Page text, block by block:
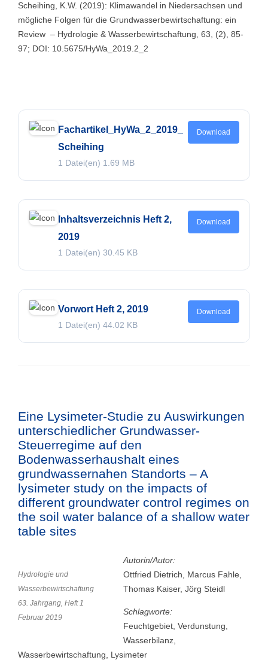
Scheihing, K.W. (2019): Klimawandel in Niedersachsen und
mögliche Folgen für die Grundwasserbewirtschaftung: ein
Review – Hydrologie & Wasserbewirtschaftung, 63, (2), 85-
97; DOI: 10.5675/HyWa_2019.2_2
Fachartikel_HyWa_2_2019_
Scheihing
1 Datei(en) 1.69 MB
Download
Inhaltsverzeichnis Heft 2,
2019
1 Datei(en) 30.45 KB
Download
Vorwort Heft 2, 2019
1 Datei(en) 44.02 KB
Download
Eine Lysimeter-Studie zu Auswirkungen
unterschiedlicher Grundwasser-
Steuerregime auf den
Bodenwasserhaushalt eines
grundwassernahen Standorts – A
lysimeter study on the impacts of
different groundwater control regimes on
the soil water balance of a shallow water
table sites
Hydrologie und
Wasserbewirtschaftung
63. Jahrgang, Heft 1
Februar 2019
Autorin/Autor:
Ottfried Dietrich, Marcus Fahle,
Thomas Kaiser, Jörg Steidl
Schlagworte:
Feuchtgebiet, Verdunstung,
Wasserbilanz,
Wasserbewirtschaftung, Lysimeter